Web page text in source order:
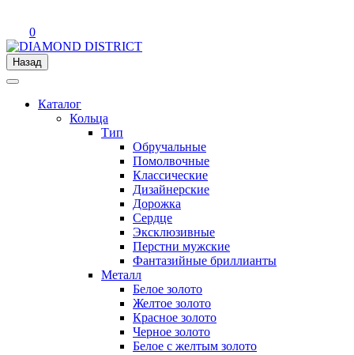
0
Назад
Каталог
Кольца
Тип
Обручальные
Помолвочные
Классические
Дизайнерские
Дорожка
Сердце
Эксклюзивные
Перстни мужские
Фантазийные бриллианты
Металл
Белое золото
Желтое золото
Красное золото
Черное золото
Белое с желтым золото